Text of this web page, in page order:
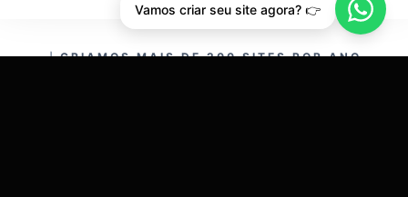
CRIAMOS MAIS DE 200 SITES POR ANO.
Vamos criar seu site agora? 👉